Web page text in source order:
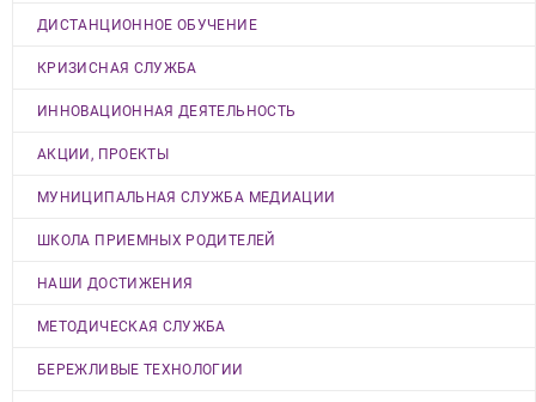
ДИСТАНЦИОННОЕ ОБУЧЕНИЕ
КРИЗИСНАЯ СЛУЖБА
ИННОВАЦИОННАЯ ДЕЯТЕЛЬНОСТЬ
АКЦИИ, ПРОЕКТЫ
МУНИЦИПАЛЬНАЯ СЛУЖБА МЕДИАЦИИ
ШКОЛА ПРИЕМНЫХ РОДИТЕЛЕЙ
НАШИ ДОСТИЖЕНИЯ
МЕТОДИЧЕСКАЯ СЛУЖБА
БЕРЕЖЛИВЫЕ ТЕХНОЛОГИИ